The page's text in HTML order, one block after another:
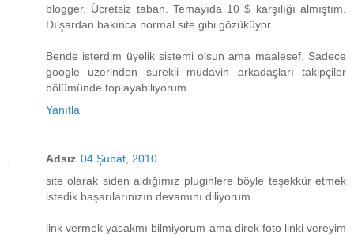
blogger. Ücretsiz taban. Temayıda 10 $ karşılığı almıştım.
Dılşardan bakınca normal site gibi gözüküyor.
Bende isterdim üyelik sistemi olsun ama maalesef. Sadece
google üzerinden sürekli müdavin arkadaşları takipçiler
bölümünde toplayabiliyorum.
Yanıtla
Adsız 04 Şubat, 2010
site olarak siden aldığımız pluginlere böyle teşekkür etmek
istedik başarılarınızın devamını diliyorum.
link vermek yasakmı bilmiyorum ama direk foto linki vereyim